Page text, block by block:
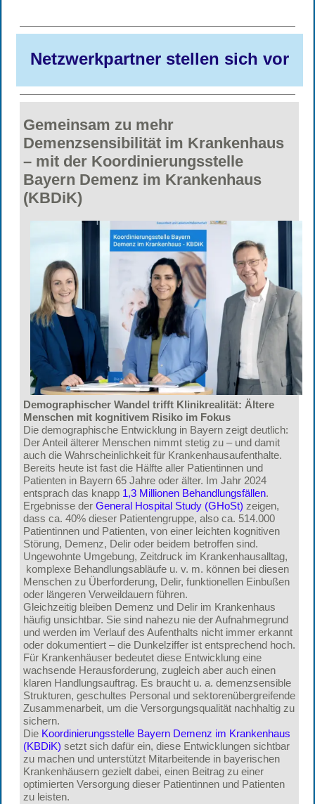
Netzwerkpartner stellen sich vor
Gemeinsam zu mehr
Demenzsensibilität im Krankenhaus
– mit der Koordinierungsstelle
Bayern Demenz im Krankenhaus
(KBDiK)
Demographischer Wandel trifft Klinikrealität: Ältere
Menschen mit kognitivem Risiko im Fokus
Die demographische Entwicklung in Bayern zeigt deutlich:
Der Anteil älterer Menschen nimmt stetig zu – und damit
auch die Wahrscheinlichkeit für Krankenhausaufenthalte.
Bereits heute ist fast die Hälfte aller Patientinnen und
Patienten in Bayern 65 Jahre oder älter. Im Jahr 2024
entsprach das knapp 1,3 Millionen Behandlungsfällen.
Ergebnisse der General Hospital Study (GHoSt) zeigen,
dass ca. 40% dieser Patientengruppe, also ca. 514.000
Patientinnen und Patienten, von einer leichten kognitiven
Störung, Demenz, Delir oder beidem betroffen sind.
Ungewohnte Umgebung, Zeitdruck im Krankenhausalltag,
komplexe Behandlungsabläufe u. v. m. können bei diesen
Menschen zu Überforderung, Delir, funktionellen Einbußen
oder längeren Verweildauern führen.
Gleichzeitig bleiben Demenz und Delir im Krankenhaus
häufig unsichtbar. Sie sind nahezu nie der Aufnahmegrund
und werden im Verlauf des Aufenthalts nicht immer erkannt
oder dokumentiert – die Dunkelziffer ist entsprechend hoch.
Für Krankenhäuser bedeutet diese Entwicklung eine
wachsende Herausforderung, zugleich aber auch einen
klaren Handlungsauftrag. Es braucht u. a. demenzsensible
Strukturen, geschultes Personal und sektorenübergreifende
Zusammenarbeit, um die Versorgungsqualität nachhaltig zu
sichern.
Die Koordinierungsstelle Bayern Demenz im Krankenhaus
(KBDiK) setzt sich dafür ein, diese Entwicklungen sichtbar
zu machen und unterstützt Mitarbeitende in bayerischen
Krankenhäusern gezielt dabei, einen Beitrag zu einer
optimierten Versorgung dieser Patientinnen und Patienten
zu leisten.